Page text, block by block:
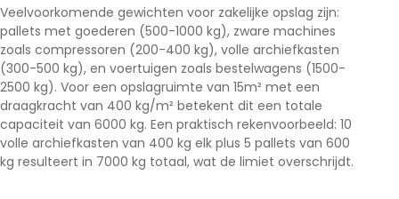
Veelvoorkomende gewichten voor zakelijke opslag zijn:
pallets met goederen (500-1000 kg), zware machines
zoals compressoren (200-400 kg), volle archiefkasten
(300-500 kg), en voertuigen zoals bestelwagens (1500-
2500 kg). Voor een opslagruimte van 15m² met een
draagkracht van 400 kg/m² betekent dit een totale
capaciteit van 6000 kg. Een praktisch rekenvoorbeeld: 10
volle archiefkasten van 400 kg elk plus 5 pallets van 600
kg resulteert in 7000 kg totaal, wat de limiet overschrijdt.